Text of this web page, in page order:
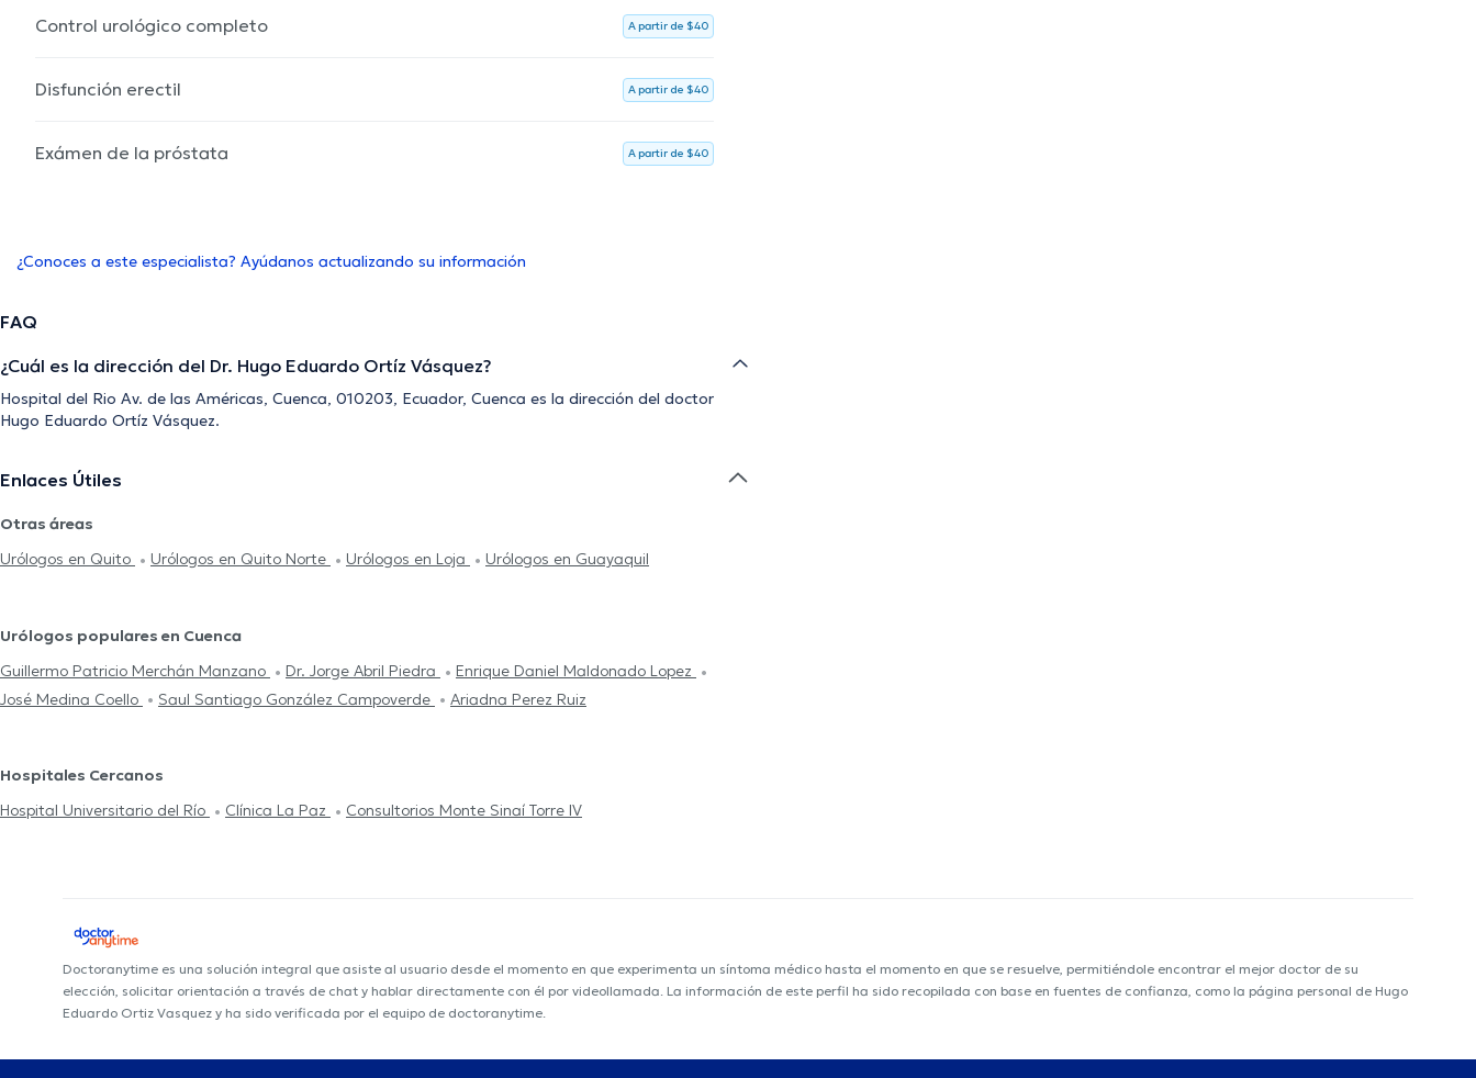
Control urológico completo A partir de $40
Disfunción erectil A partir de $40
Exámen de la próstata A partir de $40
¿Conoces a este especialista? Ayúdanos actualizando su información
FAQ
¿Cuál es la dirección del Dr. Hugo Eduardo Ortíz Vásquez?
Hospital del Rio Av. de las Américas, Cuenca, 010203, Ecuador, Cuenca es la dirección del doctor
Hugo Eduardo Ortíz Vásquez.
Enlaces Útiles
Otras áreas
Urólogos en Quito
Urólogos en Quito Norte Urólogos en Loja Urólogos en Guayaquil
Urólogos populares en Cuenca
Guillermo Patricio Merchán Manzano
Dr. Jorge Abril Piedra
Enrique Daniel Maldonado Lopez
José Medina Coello
Saul Santiago González Campoverde Ariadna Perez Ruiz
Hospitales Cercanos
Hospital Universitario del Río
Clínica La Paz Consultorios Monte Sinaí Torre IV
Doctoranytime es una solución integral que asiste al usuario desde el momento en que experimenta un síntoma médico hasta el momento en que se resuelve, permitiéndole encontrar el mejor doctor de su
elección, solicitar orientación a través de chat y hablar directamente con él por videollamada. La información de este perfil ha sido recopilada con base en fuentes de confianza, como la página personal de Hugo
Eduardo Ortiz Vasquez y ha sido verificada por el equipo de doctoranytime.